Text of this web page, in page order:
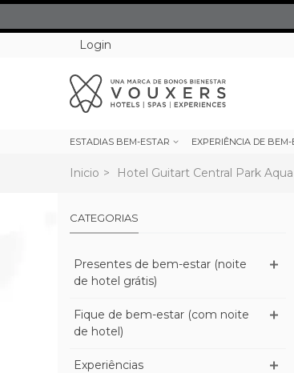
Login
ESTADIAS BEM-ESTAR EXPERIÊNCIA DE BEM-
Inicio > Hotel Guitart Central Park
CATEGORIAS
Presentes de bem-estar (noite
de hotel grátis)
Fique de bem-estar (com noite
de hotel)
Experiências